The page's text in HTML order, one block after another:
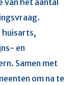
huisarts,
en
Samen met
om na te